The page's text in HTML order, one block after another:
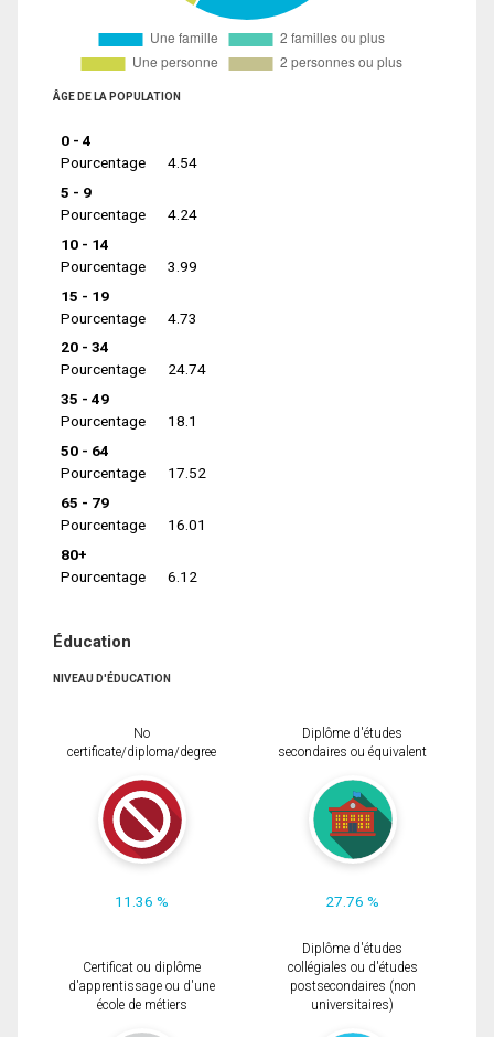
ÂGE DE LA POPULATION
0 - 4
Pourcentage
4.54
5 - 9
Pourcentage
4.24
10 - 14
Pourcentage
3.99
15 - 19
Pourcentage
4.73
20 - 34
Pourcentage
24.74
35 - 49
Pourcentage
18.1
50 - 64
Pourcentage
17.52
65 - 79
Pourcentage
16.01
80+
Pourcentage
6.12
Éducation
NIVEAU D'ÉDUCATION
No
certificate/diploma/degree
11.36 %
Diplôme d'études
secondaires ou équivalent
27.76 %
Certificat ou diplôme
d'apprentissage ou d'une
école de métiers
Diplôme d'études
collégiales ou d'études
postsecondaires (non
universitaires)